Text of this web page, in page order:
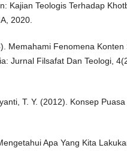
Kajian Teologis Terhadap
2020.
Memahami Fenomena Konten
Jurnal Filsafat Dan Teologi,
T. Y. (2012). Konsep
Apa Yang Kita